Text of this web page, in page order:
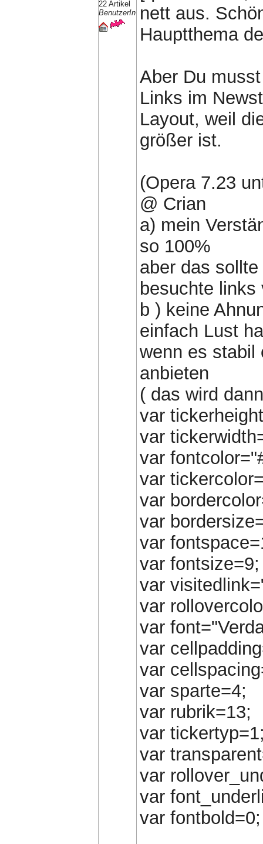
22 Artikel
BenutzerIn
nett aus.
Hauptthema
Aber Du
Links im
Layout, weil
größer ist.
(Opera 7.23
@ Crian
a) mein
so 100%
aber das
besuchte links
b ) keine
einfach Lust
wenn es stabil
anbieten
( das wird
var
var
var
var
var
var
var
var fontsize=9;
var
var
var
var
var
var sparte=4;
var rubrik=13;
var
var
var
var
var fontbold=0;